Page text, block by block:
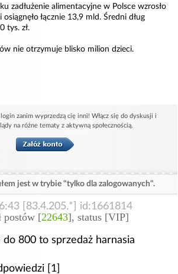
zadłużenie alimentacyjne w Polsce wzrosło
łącznie 13,9 mld. Średni dług
tys. zł.
nie otrzymuje blisko milion dzieci.
zanim wyprzedzą cię inni! Włącz się do dyskusji i
na różne tematy z aktywną społecznością.
jest w trybie "tylko dla zalogowanych".
[83.4.205.*] id:1661814
postów [22643], status [VIP]
800 to sprzedaż harnasia
[1]